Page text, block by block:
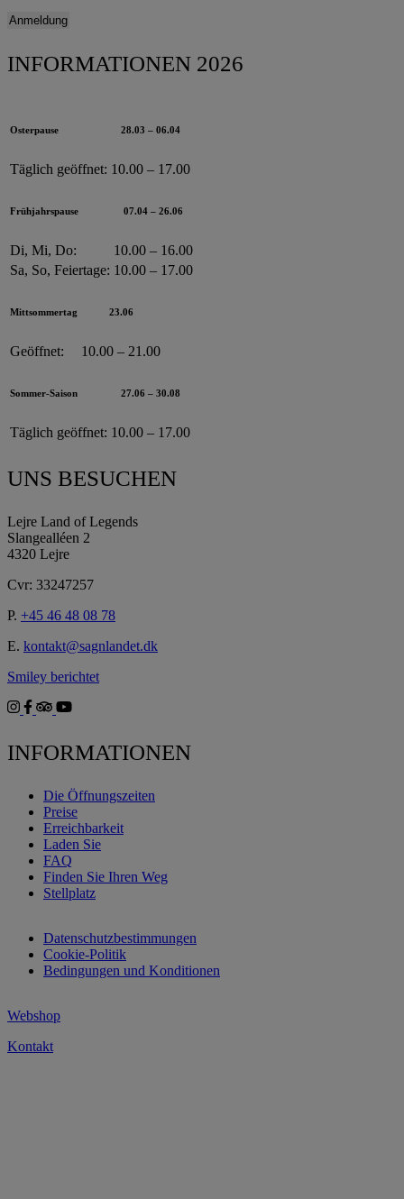
INFORMATIONEN 2026
Osterpause 28.03 – 06.04
Täglich geöffnet: 10.00 – 17.00
Frühjahrspause 07.04 – 26.06
Di, Mi, Do:
10.00 – 16.00
Sa, So, Feiertage: 10.00 – 17.00
Mittsommertag 23.06
Geöffnet: 10.00 – 21.00
Sommer-Saison 27.06 – 30.08
Täglich geöffnet: 10.00 – 17.00
UNS BESUCHEN
Lejre Land of Legends
Slangealléen 2
4320 Lejre
Cvr: 33247257
P. +45 46 48 08 78
E. kontakt@sagnlandet.dk
Smiley berichtet
INFORMATIONEN
Die Öffnungszeiten
Preise
Erreichbarkeit
Laden Sie
FAQ
Finden Sie Ihren Weg
Stellplatz
Datenschutzbestimmungen
Cookie-Politik
Bedingungen und Konditionen
Webshop
Kontakt